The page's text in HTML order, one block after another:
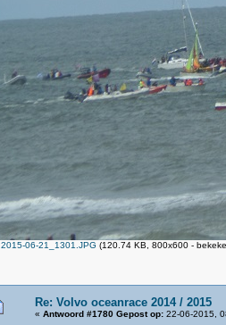
2015-06-21_1301.JPG (120.74 KB, 800x600 -
Re: Volvo oceanrace 2014 / 2015
« Antwoord #1780 Gepost op: 22-06-2015,